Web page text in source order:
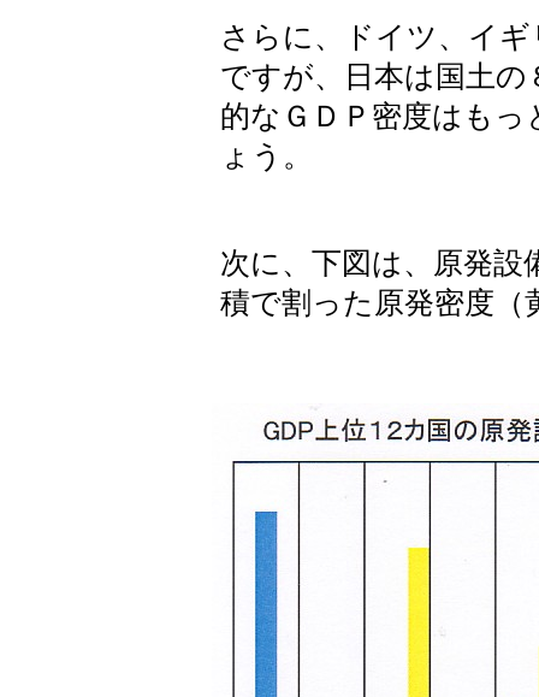
さらに、ドイツ、イ
ですが、日本は国土
的なＧＤＰ密度はも
ょう。
次に、下図は、原発設
積で割った原発密度（